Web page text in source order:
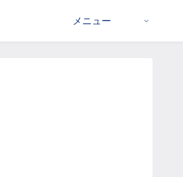
メニュー